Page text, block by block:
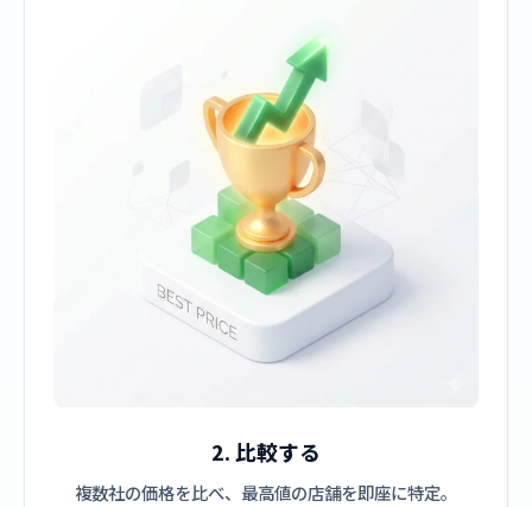
2. 比較する
複数社の価格を比べ、最高値の店舗を即座に特定。